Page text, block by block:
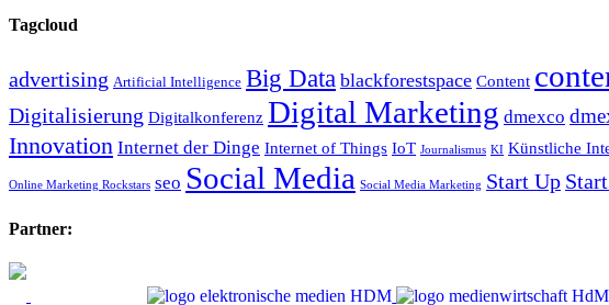
Tagcloud
advertising Artificial Intelligence Big Data blackforestspace Content
Digitalisierung Digitalkonferenz Digital Marketing dmexco
Innovation Internet der Dinge Internet of Things IoT Journalismus KI Künstliche
Online Marketing Rockstars seo Social Media Social Media Marketing Start Up
Partner: